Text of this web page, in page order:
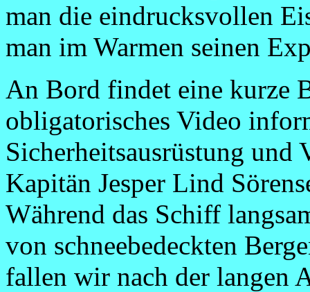
man die eindrucksvollen
man im Warmen seinen
An Bord findet eine kurze
obligatorisches Video
Sicherheitsausrüstung
Kapitän Jesper Lind
Während das Schiff
von schneebedeckten
fallen wir nach der langen